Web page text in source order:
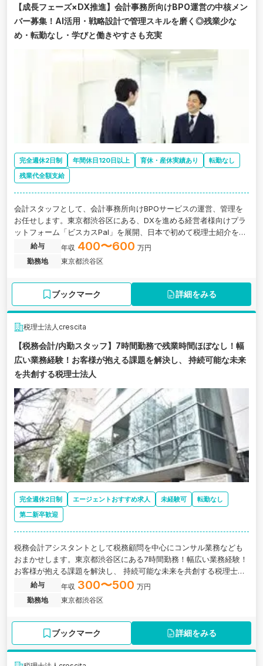
【成長フェーズ×DX推進】会計事務所向けBPO運営の中核メン
バー募集！AI活用・戦略設計で管理スキルを磨く◎残業少な
め・転勤なし・学びと働きやすさも充実
完全週休2日制 年間休日120日以上 育休・産休実績あり
転勤なし
残業代全額支給
会計スタッフとして、会計事務所向けBPOサービスの運営、管理を
お任せします。東京都渋谷区にある、DXを進める経営者様向けプラ
ットフォーム「ビスカスPal」を展開、日本で初めて税理士紹介を立
ち上げたパイオニアカンパニーの求人です。
給与 年収 400〜600 万円
勤務地
東京都渋谷区
ブックマーク 詳細をみる
税理士法人crescita
【税務会計/内勤スタッフ】7時間勤務で残業時間ほぼなし！幅
広い業務経験！お客様が抱える課題を解決し、 持続可能な未来
を共創する税理士法人
完全週休2日制 エージェントおすすめ求人 未経験可
転勤なし
第二新卒歓迎
税務会計アシスタントとして税務顧問を中心にコンサル業務なども
おまかせします。東京都渋谷区にある7時間勤務！幅広い業務経験！
お客様が抱える課題を解決し、 持続可能な未来を共創する税理士法
人の求人です。
給与 年収 300〜500 万円
勤務地
東京都渋谷区
ブックマーク 詳細をみる